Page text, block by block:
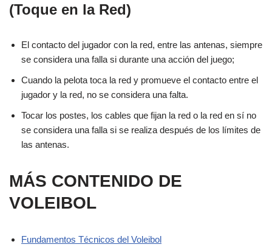
(Toque en la Red)
El contacto del jugador con la red, entre las antenas, siempre
se considera una falla si durante una acción del juego;
Cuando la pelota toca la red y promueve el contacto entre el
jugador y la red, no se considera una falta.
Tocar los postes, los cables que fijan la red o la red en sí no
se considera una falla si se realiza después de los límites de
las antenas.
MÁS CONTENIDO DE
VOLEIBOL
Fundamentos Técnicos del Voleibol